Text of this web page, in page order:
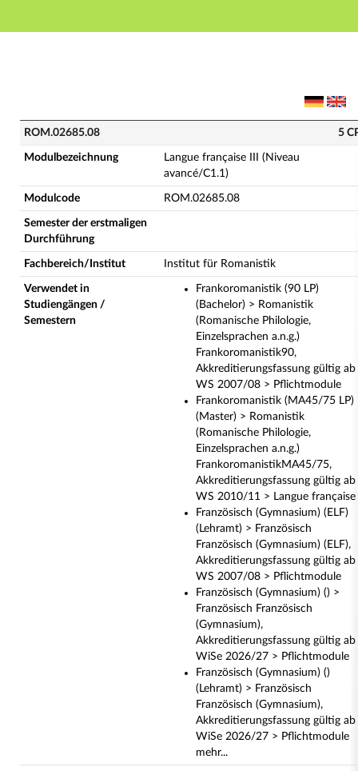
Hauptnavigation
ROM.02685.08 - Langue française III (Niveau
ROM.02685.08 5
Modulbezeichnung
Langue française III (Niveau
avancé/C1.1)
Modulcode ROM.02685.08
Semester der erstmaligen
Durchführung
Fachbereich/Institut Institut für Romanistik
Verwendet in
Studiengängen /
Semestern
Frankoromanistik (90 LP)
(Bachelor) > Romanistik
(Romanische Philologie,
Einzelsprachen a.n.g.)
Frankoromanistik90,
Akkreditierungsfassung gültig ab
WS 2007/08 > Pflichtmodule
Frankoromanistik (MA45/75 LP)
(Master) > Romanistik
(Romanische Philologie,
Einzelsprachen a.n.g.)
FrankoromanistikMA45/75,
Akkreditierungsfassung gültig ab
WS 2010/11 > Langue française
Französisch (Gymnasium) (ELF)
(Lehramt) > Französisch
Französisch (Gymnasium) (ELF),
Akkreditierungsfassung gültig ab
WS 2007/08 > Pflichtmodule
Französisch (Gymnasium) () >
Französisch Französisch
(Gymnasium),
Akkreditierungsfassung gültig ab
WiSe 2026/27 > Pflichtmodule
Französisch (Gymnasium) ()
(Lehramt) > Französisch
Französisch (Gymnasium),
Akkreditierungsfassung gültig ab
WiSe 2026/27 > Pflichtmodule
mehr...